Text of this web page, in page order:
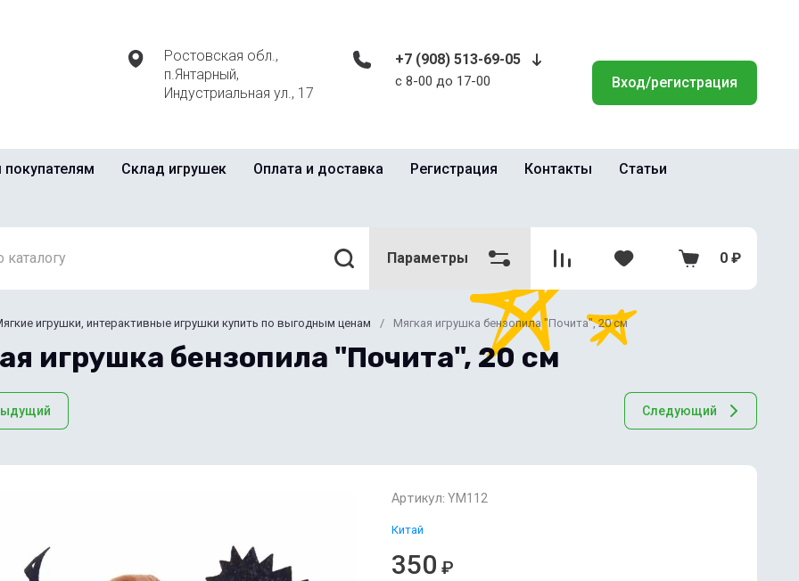
Ростовская обл.,
п.Янтарный,
Индустриальная ул., 17
+7 (908) 513-69-05
с 8-00 до 17-00 Вход/регистрация
Склад игрушек Оплата и доставка Регистрация Контакты Статьи
Параметры 0 ₽
игрушки, интерактивные игрушки купить по выгодным ценам / Мягкая игрушка бензопила "Почита", 20 см
игрушка бензопила "Почита", 20 см
Следующий
Артикул: YM112
Китай
350 ₽